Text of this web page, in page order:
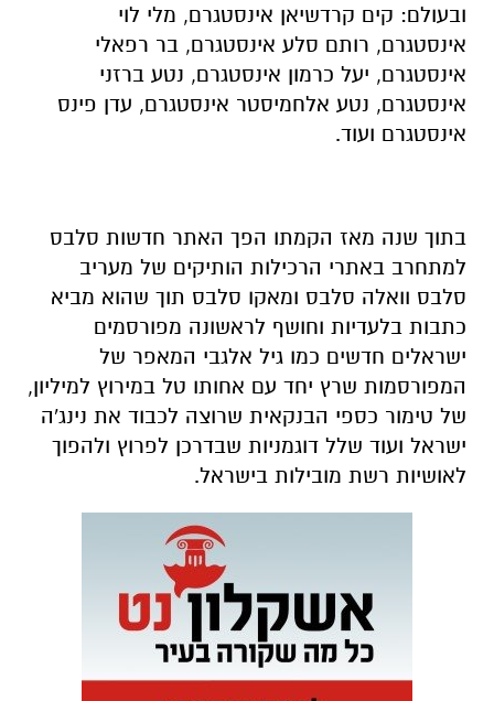
ובעולם: קים קרדשיאן אינסטגרם, מלי לוי
אינסטגרם, רותם סלע אינסטגרם, בר רפאלי
אינסטגרם, יעל כרמון אינסטגרם, נטע ברזני
אינסטגרם, נטע אלחמיסטר אינסטגרם, עדן פינס
אינסטגרם ועוד.
בתוך שנה מאז הקמתו הפך האתר חדשות סלבס
למתחרב באתרי הרכילות הותיקים של מעריב
סלבס וואלה סלבס ומאקו סלבס תוך שהוא מביא
כתבות בלעדיות וחושף לראשונה מפורסמים
ישראלים חדשים כמו גיל אלגבי המאפר של
המפורסמות שרץ יחד עם אחותו טל במירוץ למיליון,
של טימור כספי הבנקאית שרוצה לכבוד את נינג'ה
ישראל ועוד שלל דוגמניות שבדרכן לפרוץ ולהפוך
לאושיות רשת מובילות בישראל.